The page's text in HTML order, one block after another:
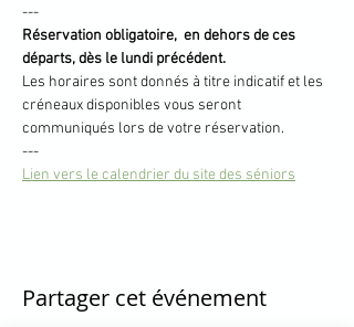
---
Réservation obligatoire,  en dehors de ces
départs, dès le lundi précédent.
Les horaires sont donnés à titre indicatif et les
créneaux disponibles vous seront
communiqués lors de votre réservation.
---
Lien vers le calendrier du site des séniors
Partager cet événement